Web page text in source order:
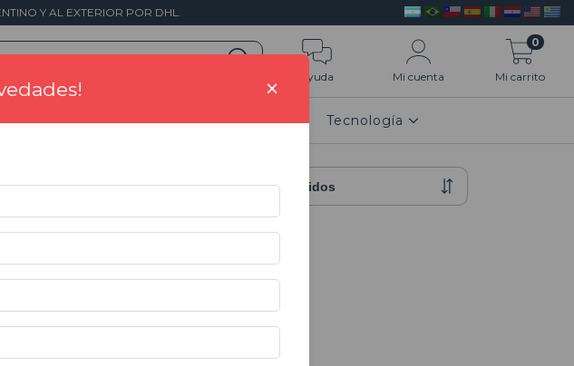
Y AL EXTERIOR POR DHL.
Ayuda Mi cuenta Mi carrito
0
Impresión 3D HOGAR Tecnología
×